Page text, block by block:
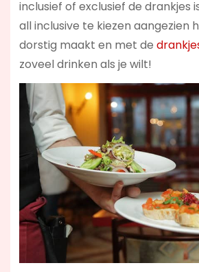
inclusief of exclusief de drankjes
all inclusive te kiezen aangezien
dorstig maakt en met de
zoveel drinken als je wilt!